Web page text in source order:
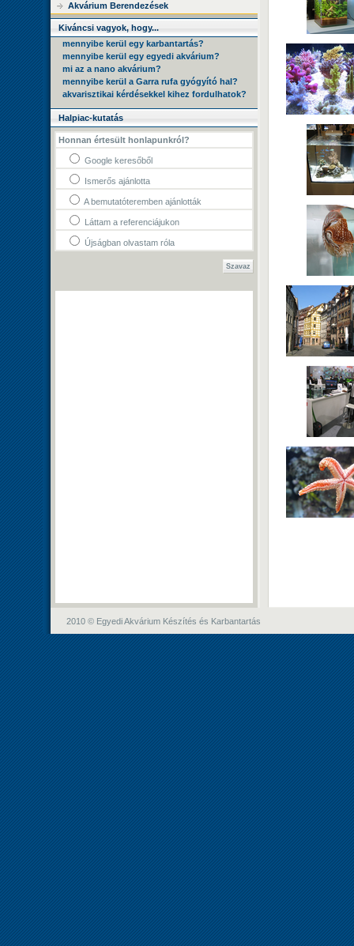
Akvárium Berendezések
Kiváncsi vagyok, hogy...
mennyibe kerül egy karbantartás?
mennyibe kerül egy egyedi akvárium?
mi az a nano akvárium?
mennyibe kerül a Garra rufa gyógyító hal?
akvarisztikai kérdésekkel kihez fordulhatok?
Halpiac-kutatás
Honnan értesült honlapunkról?
Google keresőből
Ismerős ajánlotta
A bemutatóteremben ajánlották
Láttam a referenciájukon
Újságban olvastam róla
2010 © Egyedi Akvárium Készítés és Karbantartás